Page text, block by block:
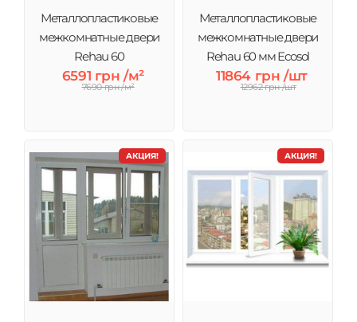
Металлопластиковые
межкомнатные двери
Rehau 60
6591 грн /м²
7690 грн /м²
Металлопластиковые
межкомнатные двери
Rehau 60 мм Ecosol
11864 грн /шт
12962 грн /шт
АКЦИЯ! АКЦИЯ!